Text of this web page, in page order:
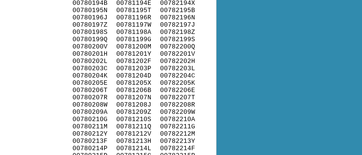
00780194B
00780195N
00780196J
00780197Z
00780198S
00780199Q
00780200V
00780201H
00780202L
00780203C
00780204K
00780205E
00780206T
00780207R
00780208W
00780209A
00780210G
00780211M
00780212Y
00780213F
00780214P
00781194E
00781195T
00781196R
00781197W
00781198A
00781199G
00781200M
00781201Y
00781202F
00781203P
00781204D
00781205X
00781206B
00781207N
00781208J
00781209Z
00781210S
00781211Q
00781212V
00781213H
00781214L
00782194X
00782195B
00782196N
00782197J
00782198Z
00782199S
00782200Q
00782201V
00782202H
00782203L
00782204C
00782205K
00782206E
00782207T
00782208R
00782209W
00782210A
00782211G
00782212M
00782213Y
00782214F